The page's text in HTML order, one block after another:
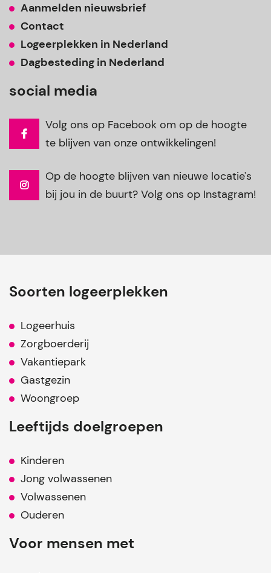
Aanmelden nieuwsbrief
Contact
Logeerplekken in Nederland
Dagbesteding in Nederland
social media
Volg ons op Facebook om op de hoogte
te blijven van onze ontwikkelingen!
Op de hoogte blijven van nieuwe locatie's
bij jou in de buurt? Volg ons op Instagram!
Soorten logeerplekken
Logeerhuis
Zorgboerderij
Vakantiepark
Gastgezin
Woongroep
Leeftijds doelgroepen
Kinderen
Jong volwassenen
Volwassenen
Ouderen
Voor mensen met